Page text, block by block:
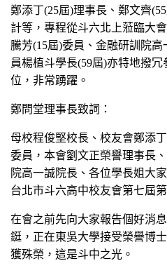
鄭添丁(25屆)理事長、鄭文齊
計等，專程從斗六北上蒞臨大
騰芳(15屆)委員、金融研訓院
員楊植斗學長(59屆)亦特地撥
位，非常踴躍。
鄭問堂理事長致詞：
母校程俊堅校長、校友會鄭添
委員，本會劉文正榮譽理事長
院高一誠院長、各位學長姐大
台北市斗六高中校友會第七屆
在會之前先向大家報告個好消
鋌，正在東吳大學接受榮譽博
獲殊榮，這是斗中之光。